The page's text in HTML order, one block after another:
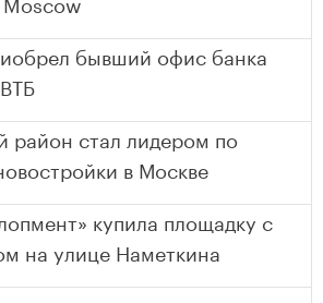
бывший офис банка
район стал лидером по
в Москве
купила площадку с
на улице Наметкина